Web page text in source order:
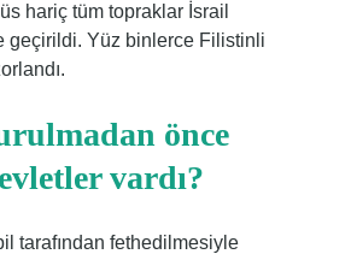
hariç tüm topraklar İsrail
geçirildi. Yüz binlerce Filistinli
önce
vardı?
tarafından fethedilmesiyle